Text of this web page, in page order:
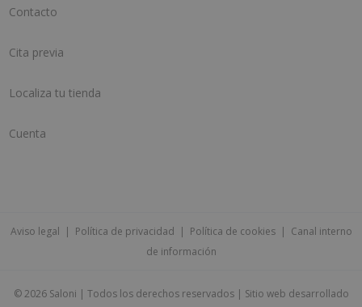
Contacto
Cita previa
Localiza tu tienda
Cuenta
Aviso legal | Política de privacidad | Política de cookies| Canal interno
de información
©2026 Saloni | Todos los derechos reservados | Sitio web desarrollado